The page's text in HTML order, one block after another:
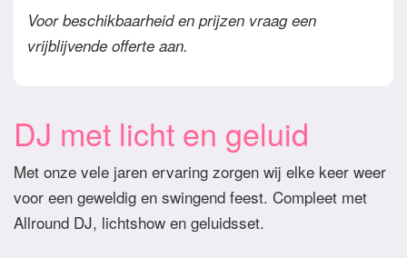
Voor beschikbaarheid en prijzen vraag een
vrijblijvende offerte aan.
DJ met licht en geluid
Met onze vele jaren ervaring zorgen wij elke keer weer
voor een geweldig en swingend feest. Compleet met
Allround DJ, lichtshow en geluidsset.